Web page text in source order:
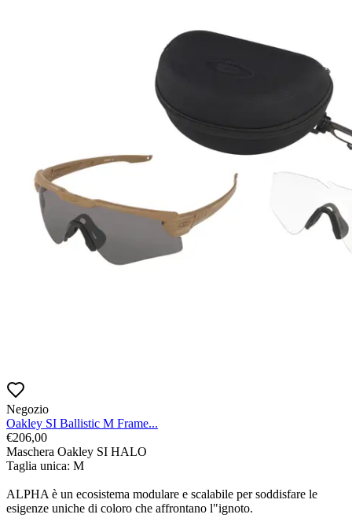
Negozio
Oakley SI Ballistic M Frame...
€206,00
Maschera Oakley SI HALO
Taglia unica: M
ALPHA è un ecosistema modulare e scalabile per soddisfare le
esigenze uniche di coloro che affrontano l"ignoto.